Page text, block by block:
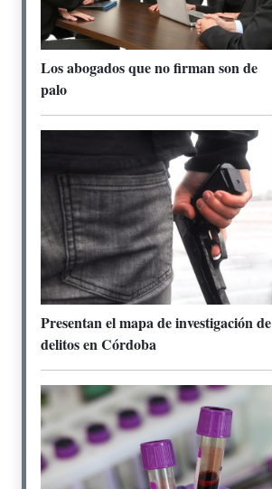
Los abogados que no firman son de
palo
Presentan el mapa de investigación de
delitos en Córdoba